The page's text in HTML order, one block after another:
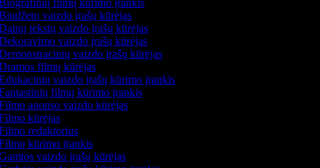
filmų kūrimo įrankis
vaizdo įrašų kūrėjas
tekstų vaizdo įrašų kūrėjas
vaizdo įrašų kūrėjas
vaizdo įrašų kūrėjas
filmų kūrėjas
vaizdo įrašų kūrimo įrankis
filmų kūrimo įrankis
anonso vaizdo kūrėjas
kūrėjas
redaktorius
kūrimo įrankis
vaizdo įrašų kūrėjas